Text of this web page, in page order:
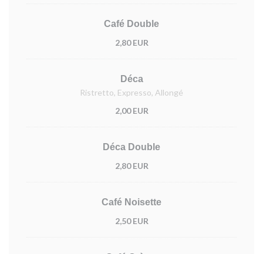
Café Double
2,80 EUR
Déca
Ristretto, Expresso, Allongé
2,00 EUR
Déca Double
2,80 EUR
Café Noisette
2,50 EUR